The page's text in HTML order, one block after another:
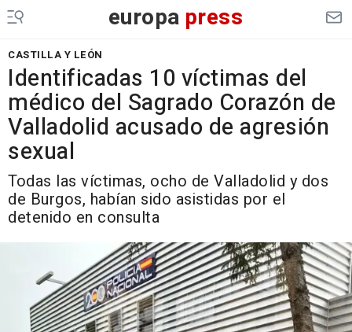
europa press
CASTILLA Y LEÓN
Identificadas 10 víctimas del
médico del Sagrado Corazón de
Valladolid acusado de agresión
sexual
Todas las víctimas, ocho de Valladolid y dos
de Burgos, habían sido asistidas por el
detenido en consulta